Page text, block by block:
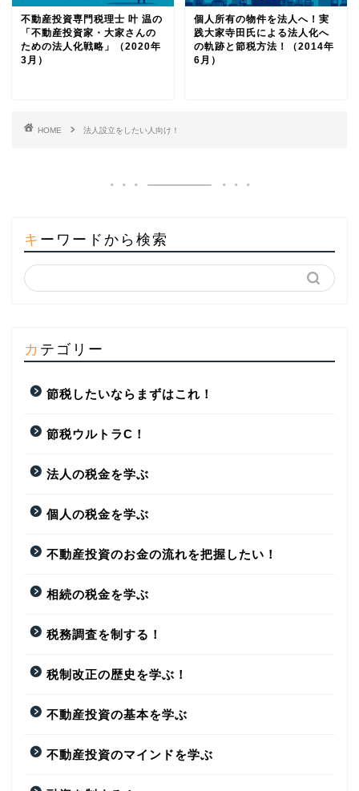
不動産投資専門税理士 叶 温の
「不動産投資家・大家さんの
ための法人化戦略」（2020年
3月）
個人所有の物件を法人へ！実
践大家寺田氏による法人化へ
の軌跡と節税方法！（2014年
6月）
HOME 法人設立をしたい人向け！
キーワードから検索
カテゴリー
節税したいならまずはこれ！
節税ウルトラC！
法人の税金を学ぶ
個人の税金を学ぶ
不動産投資のお金の流れを把握したい！
相続の税金を学ぶ
税務調査を制する！
税制改正の歴史を学ぶ！
不動産投資の基本を学ぶ
不動産投資のマインドを学ぶ